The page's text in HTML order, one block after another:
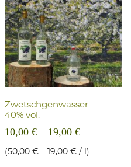
Zwetsch­ge­n­was­ser
40% vol.
10,00€ – 19,00€
(50,00€ – 19,00€ / )